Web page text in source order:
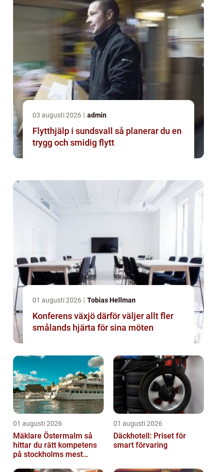
03 augusti 2026 admin
Flytthjälp i sundsvall så planerar du en
trygg och smidig flytt
01 augusti 2026 Tobias Hellman
Konferens växjö därför väljer allt fler
smålands hjärta för sina möten
01 augusti 2026
Mäklare Östermalm så
hittar du rätt kompetens
på stockholms mest
01 augusti 2026
Däckhotell: Priset för
smart förvaring